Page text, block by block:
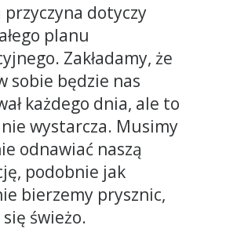
dotyczy
planu
Zakładamy, że
sobie będzie nas
każdego dnia, ale to
wystarcza. Musimy
odnawiać naszą
podobnie jak
bierzemy prysznic,
świeżo.